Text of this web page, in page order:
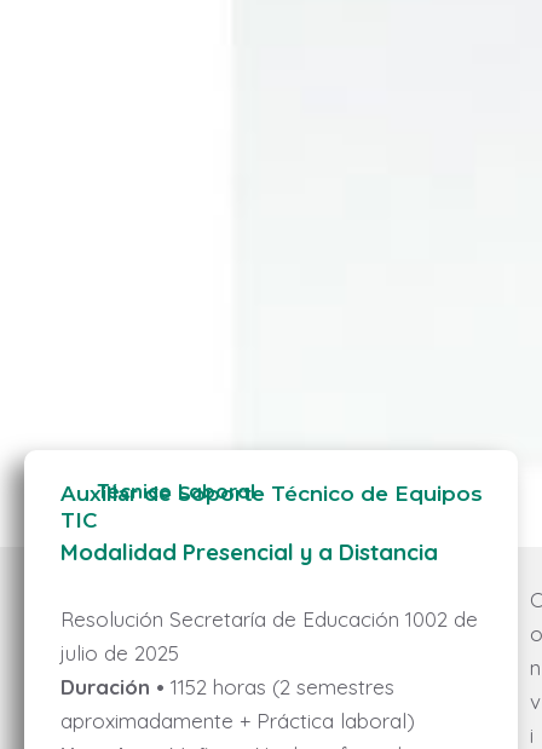
Técnico Laboral
Auxiliar de Soporte Técnico de Equipos
TIC
Modalidad Presencial y a Distancia
Resolución Secretaría de Educación 1002 de
julio de 2025
Duración • 1152 horas (2 semestres
aproximadamente + Práctica laboral)
C
o
n
v
i